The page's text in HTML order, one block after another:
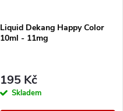
Liquid Dekang Happy Color
10ml - 11mg
195 Kč
Skladem